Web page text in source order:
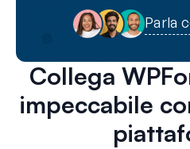
Parla
Collega
impeccabile